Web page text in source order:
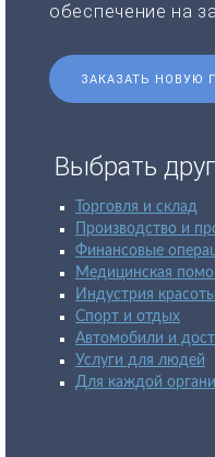
обеспечение на
ЗАКАЗАТЬ НОВУЮ
Выбрать
Торговля и склад
Производство и
Финансовые
Медицинская
Индустрия красоты
Спорт и отдых
Автомобили и
Услуги для людей
Для каждой